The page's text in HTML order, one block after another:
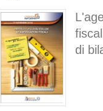
di